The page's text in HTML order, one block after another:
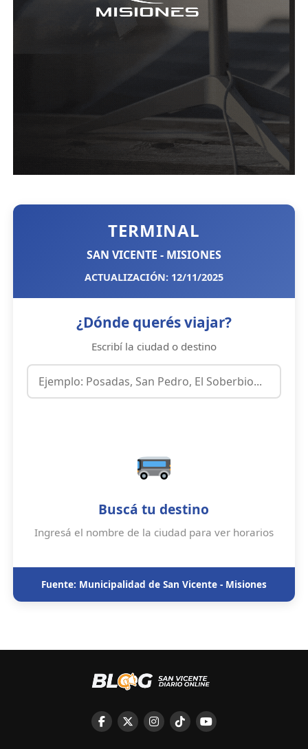
TERMINAL
SAN VICENTE - MISIONES
ACTUALIZACIÓN: 12/11/2025
¿Dónde querés viajar?
Escribí la ciudad o destino
Buscá tu destino
Ingresá el nombre de la ciudad para ver horarios
Fuente: Municipalidad de San Vicente - Misiones